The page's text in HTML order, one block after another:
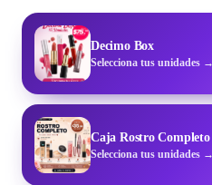
Decimo Box
Selecciona tus unidades →
Caja Rostro Completo
Selecciona tus unidades →